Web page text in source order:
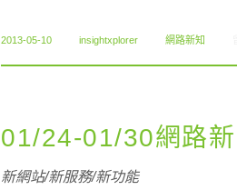
2013-05-10 insightxplorer 網路新知
01/24-01/30網路新
新網站/新服務/新功能